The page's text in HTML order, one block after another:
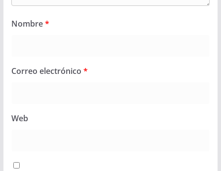
Nombre*
Correo electrónico *
Web